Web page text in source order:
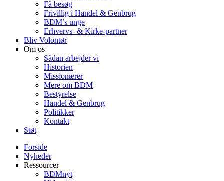
Få besøg
Frivillig i Handel & Genbrug
BDM’s unge
Erhvervs- & Kirke-partner
Bliv Volontør
Om os
Sådan arbejder vi
Historien
Missionærer
Mere om BDM
Bestyrelse
Handel & Genbrug
Politikker
Kontakt
Støt
Forside
Nyheder
Ressourcer
BDMnyt